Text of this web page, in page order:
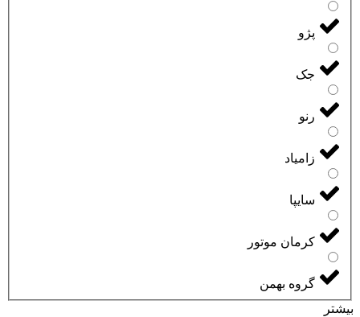
پژو
جک
رنو
زامیاد
سایپا
کرمان موتور
گروه بهمن
بیشتر